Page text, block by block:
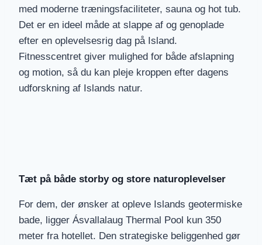
med moderne træningsfaciliteter, sauna og hot tub.
Det er en ideel måde at slappe af og genoplade
efter en oplevelsesrig dag på Island.
Fitnesscentret giver mulighed for både afslapning
og motion, så du kan pleje kroppen efter dagens
udforskning af Islands natur.
Tæt på både storby og store naturoplevelser
For dem, der ønsker at opleve Islands geotermiske
bade, ligger Ásvallalaug Thermal Pool kun 350
meter fra hotellet. Den strategiske beliggenhed gør